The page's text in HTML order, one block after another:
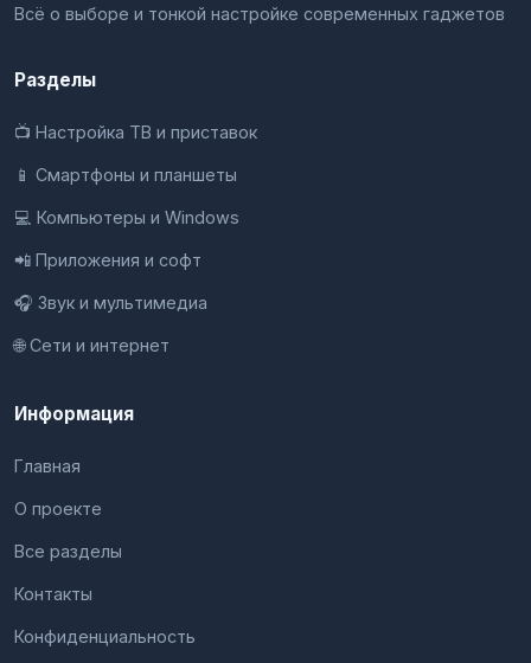
Всё о выборе и тонкой настройке современных гаджетов
Разделы
📺 Настройка ТВ и приставок
📱 Смартфоны и планшеты
💻 Компьютеры и Windows
📲 Приложения и софт
🎧 Звук и мультимедиа
🌐 Сети и интернет
Информация
Главная
О проекте
Все разделы
Контакты
Конфиденциальность